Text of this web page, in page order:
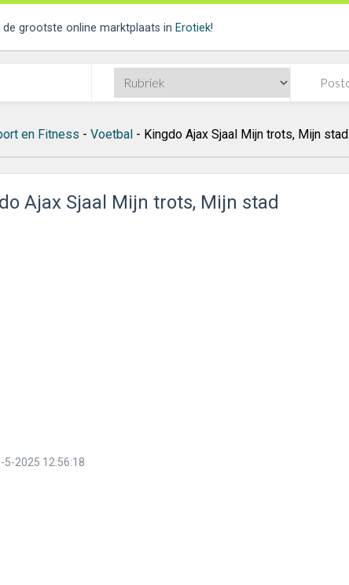
de grootste online marktplaats in Erotiek!
en Fitness - Voetbal- Kingdo Ajax Sjaal Mijn trots, Mijn stad
Ajax Sjaal Mijn trots, Mijn stad
5-2025 12:56:18